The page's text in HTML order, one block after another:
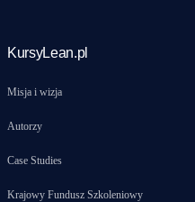
KursyLean.pl
Misja i wizja
Autorzy
Case Studies
Krajowy Fundusz Szkoleniowy